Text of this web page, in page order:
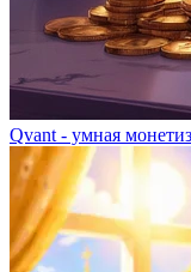
Qvant - умная